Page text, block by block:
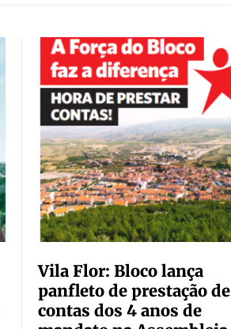
Vila Flor: Bloco lança
panfleto de prestação de
contas dos 4 anos de